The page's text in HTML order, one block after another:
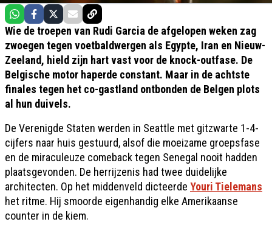
Wie de troepen van Rudi Garcia de afgelopen weken zag
zwoegen tegen voetbaldwergen als Egypte, Iran en Nieuw-
Zeeland, hield zijn hart vast voor de knock-outfase. De
Belgische motor haperde constant. Maar in de achtste
finales tegen het co-gastland ontbonden de Belgen plots
al hun duivels.
De Verenigde Staten werden in Seattle met gitzwarte 1-4-
cijfers naar huis gestuurd, alsof die moeizame groepsfase
en de miraculeuze comeback tegen Senegal nooit hadden
plaatsgevonden. De herrijzenis had twee duidelijke
architecten. Op het middenveld dicteerde Youri Tielemans
het ritme. Hij smoorde eigenhandig elke Amerikaanse
counter in de kiem.